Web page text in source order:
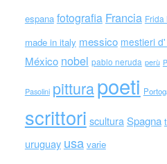
espana fotografia Francia Frida
made in italy messico mestieri
México nobel pablo neruda perù
Pasolini pitturapoeti
scrittori scultura Spagna
uruguay usa varie